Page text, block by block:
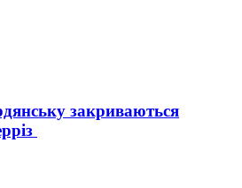
закриваються